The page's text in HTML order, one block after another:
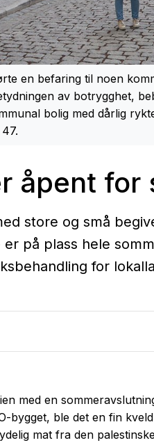
en befaring til noen
av botrygghet,
bolig med dårlig
åpent for
store og små
på plass hele
for
med en
bygget, ble det en fin
mat fra den